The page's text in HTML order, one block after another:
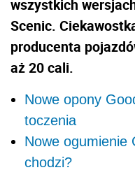
wszystkich
Scenic.
producenta
aż 20 cali.
Nowe opony
toczenia
Nowe ogumienie
chodzi?